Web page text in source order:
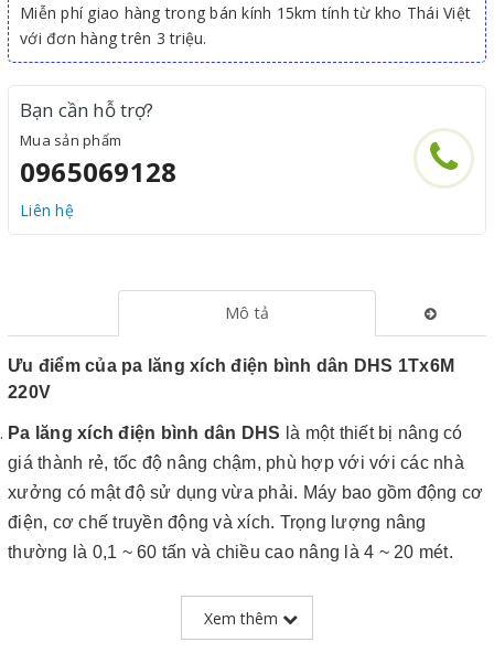
Miễn phí giao hàng trong bán kính 15km tính từ kho Thái Việt
với đơn hàng trên 3 triệu.
Bạn cần hỗ trợ?
Mua sản phẩm
0965069128
Liên hệ
Mô tả
Ưu điểm của pa lăng xích điện bình dân DHS 1Tx6M
220V
Pa lăng xích điện bình dân DHS là một thiết bị nâng có
giá thành rẻ, tốc độ nâng chậm, phù hợp với với các nhà
xưởng có mật độ sử dụng vừa phải. Máy bao gồm động cơ
điện, cơ chế truyền động và xích. Trọng lượng nâng
thường là 0,1 ~ 60 tấn và chiều cao nâng là 4 ~ 20 mét.
Pa lăng xích điện DHS 1 tấn 6 métvới tải trọng nâng hạ
, chiều cao nâng hạ
Xem thêm